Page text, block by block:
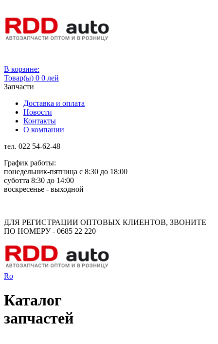
В корзине:
Товар(ы) 0 0 лей
Запчасти
Доставка и оплата
Новости
Контакты
О компании
тел. 022 54-62-48
График работы:
понедельник-пятница с 8:30 до 18:00
суботта 8:30 до 14:00
воскресенье - выходной
ДЛЯ РЕГИСТРАЦИИ ОПТОВЫХ КЛИЕНТОВ, ЗВОНИТЕ
ПО НОМЕРУ - 0685 22 220
Ro
Каталог
запчастей